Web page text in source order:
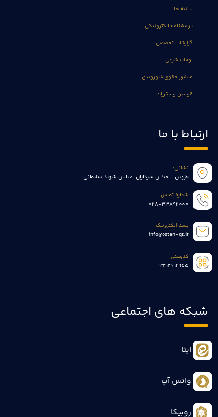
بیانیه ها
پرسشنامه الکترونیکی
گزارشات تخصصی
اوقات شرعی
منشور حقوق شهروندی
قوانین و مقررات
ارتباط با ما
نشانی:
قزوین - میدان سرداران-خیابان شهید سلیمانی
شماره تماس:
028-33892000
پست الکترونیک:
info@ostan-qz.ir
کدپستی:
3414613155
شبکه های اجتماعی
ایتا
واتس آپ
روبیکا